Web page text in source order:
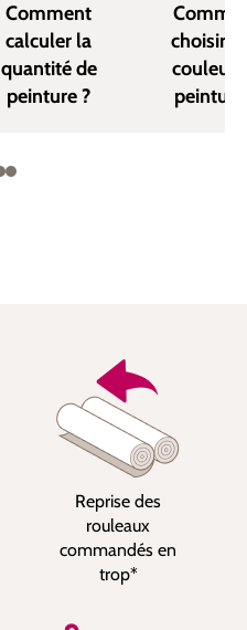
Comment
calculer la
quantité de
peinture ?
choisir
couleur
peinture
Reprise des
rouleaux
commandés en
trop*